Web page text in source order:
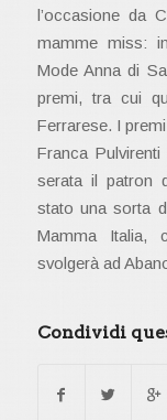
l’occasione da
mamme miss:
Mode Anna di
premi, tra cui
Ferrarese. I
Franca
serata il patron
stato una sorta
Mamma Italia,
svolgerà ad
Condividi